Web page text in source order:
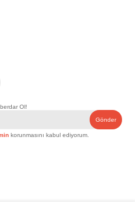
Ol!
Gönder
korunmasını kabul ediyorum.